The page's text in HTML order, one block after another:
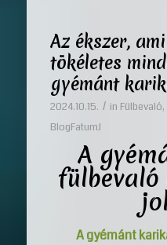
Az ékszer,
tökéletes
gyémánt
2024.10.15. / in Fülbevaló,
BlogFatumJ
A
fülbevaló
A gyémánt